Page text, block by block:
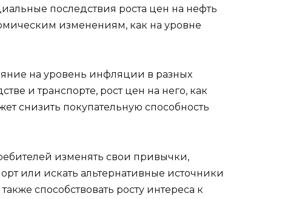
последствия роста цен на нефть
изменениям, как на уровне
на уровень инфляции в разных
и транспорте, рост цен на него, как
снизить покупательную способность
изменять свои привычки,
или искать альтернативные источники
способствовать росту интереса к